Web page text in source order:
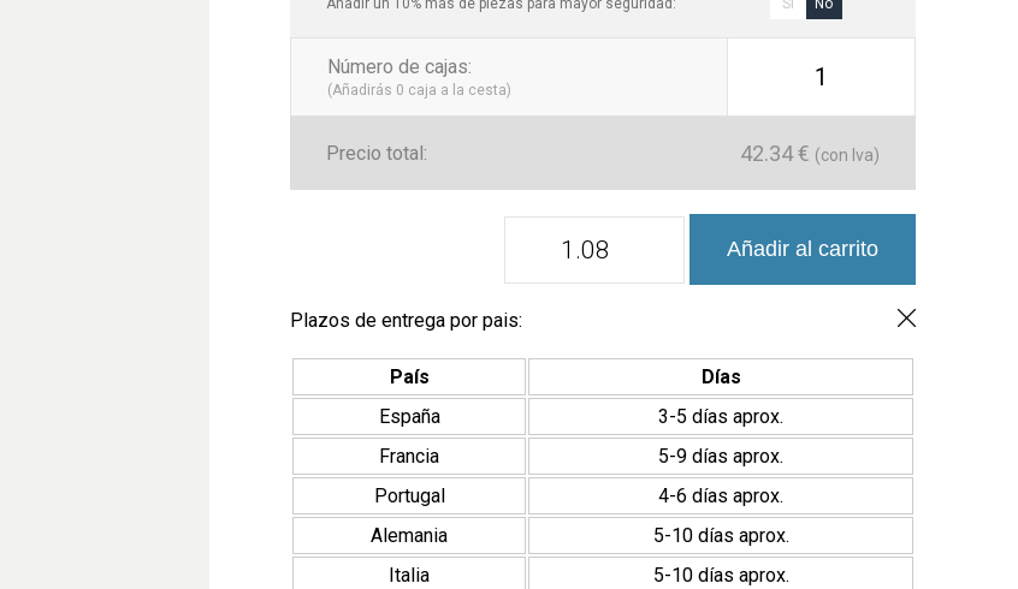
Añadir un 10% más de piezas para mayor seguridad: Sí No
Número de cajas:
(Añadirás 0 caja a la cesta) 1
Precio total: 42.34€ (con Iva)
Ámsterdam
-
Ladrillo
Añadir al carrito
Plazos de entrega por pais:
País
Días
España
3-5 días aprox.
Francia
5-9 días aprox.
Portugal
4-6 días aprox.
Alemania
5-10 días aprox.
Italia
5-10 días aprox.